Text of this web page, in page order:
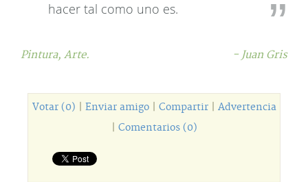
hacer tal como uno es.
Pintura, Arte. - Juan Gris
Votar (0) Enviar amigo| Compartir| Advertencia
Comentarios (0)